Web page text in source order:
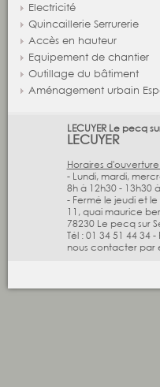
Electricité
Quincaillerie Serrurerie
Accès en hauteur
Equipement de chantier
Outillage du bâtiment
Aménagement urbain
LECUYER Le pecq
LECUYER
Horaires d'ouverture
- Lundi, mardi,
8h à 12h30 - 13h30
- Fermé le jeudi et
11, quai maurice
78230 Le pecq sur
Tél : 01 34 51 44 34 -
nous contacter par